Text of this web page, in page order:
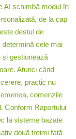
AI schimbă modul în
de la cap
destul de
cele mai
și gestionează
Atunci când
practic nu
comenzile
Conform Raportului
la sisteme bazate
două treimi față